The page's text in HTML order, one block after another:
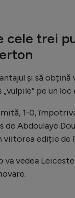
cele trei
și să
pe un loc
1-0,
Abdoulaye
ediție de
vedea